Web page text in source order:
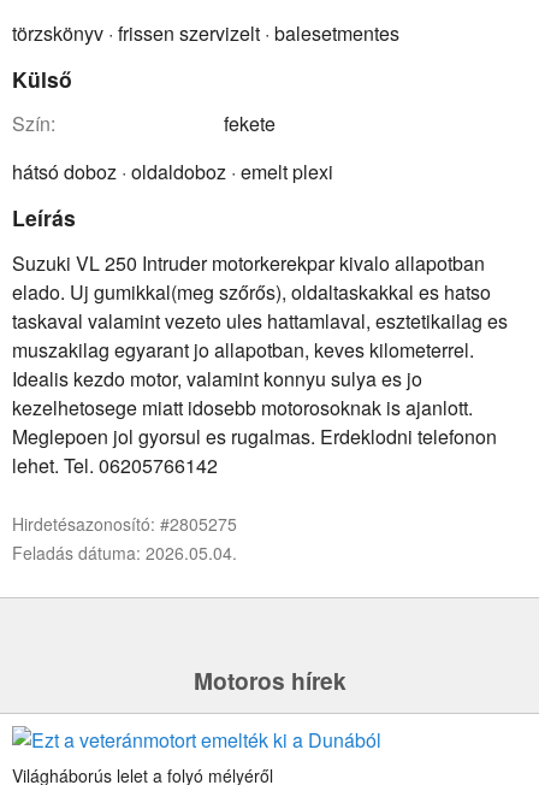
törzskönyv · frissen szervizelt · balesetmentes
Külső
szín:
fekete
hátsó doboz · oldaldoboz · emelt plexi
Leírás
Suzuki VL 250 Intruder motorkerekpar kivalo allapotban
elado. Uj gumikkal(meg szőrős), oldaltaskakkal es hatso
taskaval valamint vezeto ules hattamlaval, esztetikailag es
muszakilag egyarant jo allapotban, keves kilometerrel.
Idealis kezdo motor, valamint konnyu sulya es jo
kezelhetosege miatt idosebb motorosoknak is ajanlott.
Meglepoen jol gyorsul es rugalmas. Erdeklodni telefonon
lehet. Tel. 06205766142
Hirdetésazonosító: #2805275
Feladás dátuma: 2026.05.04.
Motoros hírek
Világháborús lelet a folyó mélyéről